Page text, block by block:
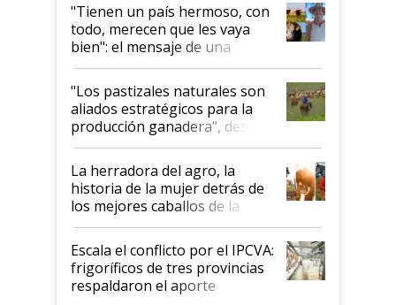
"Tienen un país hermoso, con
todo, merecen que les vaya
bien": el mensaje de una
ganadera uruguaya sobre las
oportunidades que se abren
para el agro en Argentina, con
foco en la carne
"Los pastizales naturales son
aliados estratégicos para la
producción ganadera", destaca
la iniciativa que ya reúne a 46
establecimientos en Argentina
La herradora del agro, la
historia de la mujer detrás de
los mejores caballos de la
Argentina y los mitos que
todavía hacen sufrir a estos
animales: "Mientras me
descalificaban, yo seguí
haciendo currículum"
Escala el conflicto por el IPCVA:
frigoríficos de tres provincias
respaldaron el aporte